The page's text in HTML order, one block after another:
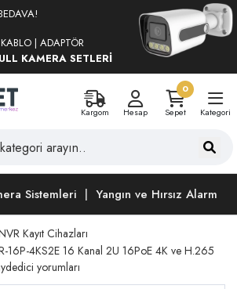
| ADAPTÖR
KAMERA SETLERİ
Kargom Hesap
0
Sepet
Kategori
Sistemleri Yangın ve Hırsız Alarm
Kayıt Cihazları
16P-4KS2E 16 Kanal 2U 16PoE 4K ve H.265
yorumları